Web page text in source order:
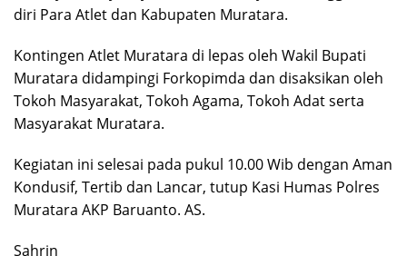
diri Para Atlet dan Kabupaten Muratara.
Kontingen Atlet Muratara di lepas oleh Wakil Bupati
Muratara didampingi Forkopimda dan disaksikan oleh
Tokoh Masyarakat, Tokoh Agama, Tokoh Adat serta
Masyarakat Muratara.
Kegiatan ini selesai pada pukul 10.00 Wib dengan Aman
Kondusif, Tertib dan Lancar, tutup Kasi Humas Polres
Muratara AKP Baruanto. AS.
Sahrin